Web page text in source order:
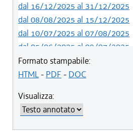
dal 16/12/2025 al 31/12/2025
dal 08/08/2025 al 15/12/2025
dal 10/07/2025 al 07/08/2025
dal 05/06/2025 al 09/07/2025
dal 14/05/2024 al 04/06/2025
dal 12/08/2023 al 13/05/2024
dal 04/08/2022 al 31/12/2022
dal 14/06/2022 al 03/08/2022
dal 01/01/2022 al 13/06/2022
Formato stampabile:
HTML- PDF - DOC
Visualizza: